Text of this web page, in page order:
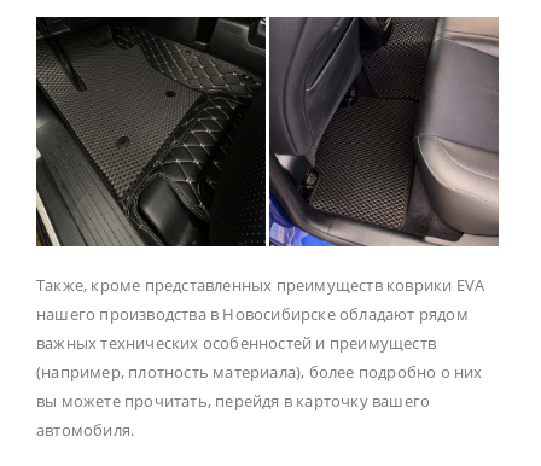
Также, кроме представленных преимуществ коврики EVA
нашего производства в Новосибирске обладают рядом
важных технических особенностей и преимуществ
(например, плотность материала), более подробно о них
вы можете прочитать, перейдя в карточку вашего
автомобиля.